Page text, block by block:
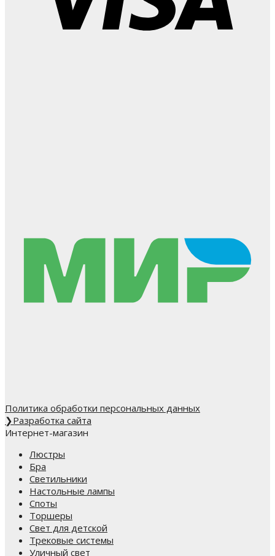
Политика обработки персональных данных
❯Разработка сайта
Интернет-магазин
Люстры
Бра
Светильники
Настольные лампы
Споты
Торшеры
Свет для детской
Трековые системы
Уличный свет